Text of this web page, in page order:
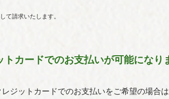
請求いたします。
トカードでのお支払いが可能になり
レジットカードでのお支払いをご希望の場合